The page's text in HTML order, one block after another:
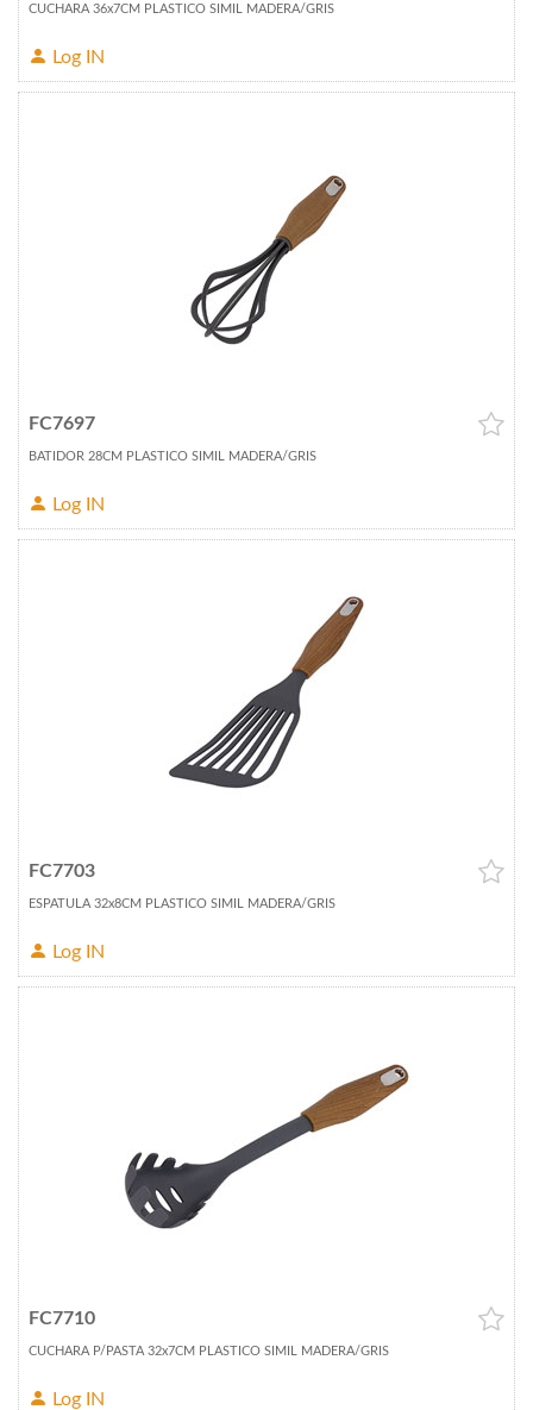
CUCHARA 36x7CM PLASTICO SIMIL MADERA/GRIS
Log IN
FC7697
BATIDOR 28CM PLASTICO SIMIL MADERA/GRIS
Log IN
FC7703
ESPATULA 32x8CM PLASTICO SIMIL MADERA/GRIS
Log IN
FC7710
CUCHARA P/PASTA 32x7CM PLASTICO SIMIL MADERA/GRIS
Log IN